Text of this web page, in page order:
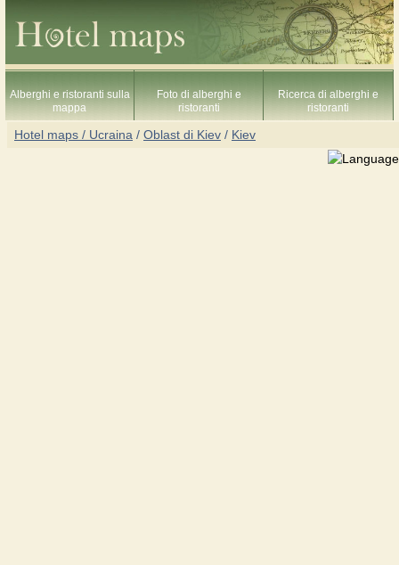
Alberghi e ristoranti sulla
mappa
Foto di alberghi e
ristoranti
Ricerca di alberghi e
ristoranti
Hotel maps / Ucraina / Oblast di Kiev / Kiev